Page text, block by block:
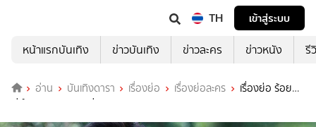
TH
เข้าสู่ระบบ
หน้าแรกบันเทิง
ข่าวบันเทิง ข่าวละคร ข่าวหนัง รี
อ่าน บันเทิงดารา เรื่องย่อ เรื่องย่อละคร
เรื่องย่อ ร้อย
เล่ห์มารยา ตอนจบ ช่อง 3HD